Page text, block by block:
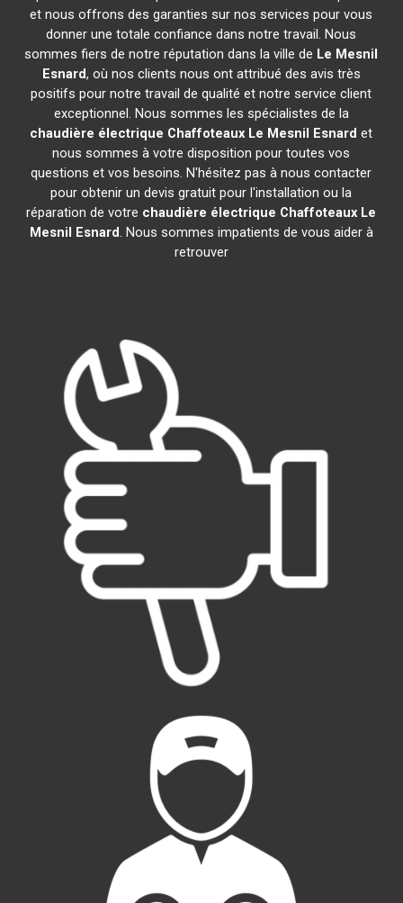
et nous offrons des garanties sur nos services pour vous
donner une totale confiance dans notre travail. Nous
sommes fiers de notre réputation dans la ville de Le Mesnil
Esnard, où nos clients nous ont attribué des avis très
positifs pour notre travail de qualité et notre service client
exceptionnel. Nous sommes les spécialistes de la
chaudière électrique Chaffoteaux Le Mesnil Esnard et
nous sommes à votre disposition pour toutes vos
questions et vos besoins. N'hésitez pas à nous contacter
pour obtenir un devis gratuit pour l'installation ou la
réparation de votre chaudière électrique Chaffoteaux Le
Mesnil Esnard. Nous sommes impatients de vous aider à
retrouver